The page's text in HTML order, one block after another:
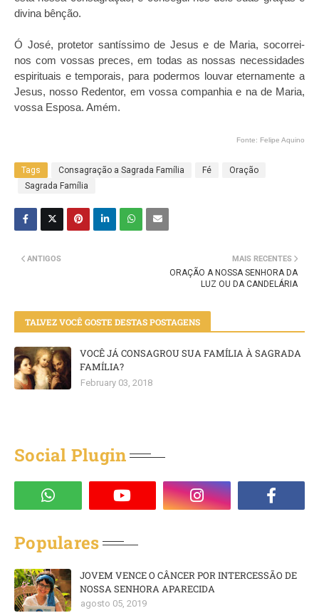
divina bênção.
Ó José, protetor santíssimo de Jesus e de Maria, socorrei-
nos com vossas preces, em todas as nossas necessidades
espirituais e temporais, para podermos louvar eternamente a
Jesus, nosso Redentor, em vossa companhia e na de Maria,
vossa Esposa. Amém.
Fonte: Felipe Aquino
Tags Consagração a Sagrada Família Fé
Oração
Sagrada Família
MAIS RECENTES
ORAÇÃO A NOSSA SENHORA DA
LUZ OU DA CANDELÁRIA
ANTIGOS
TALVEZ VOCÊ GOSTE DESTAS POSTAGENS
VOCÊ JÁ CONSAGROU SUA FAMÍLIA À SAGRADA
FAMÍLIA?
February 03, 2018
Social Plugin
Populares
JOVEM VENCE O CÂNCER POR INTERCESSÃO DE
NOSSA SENHORA APARECIDA
agosto 05, 2019